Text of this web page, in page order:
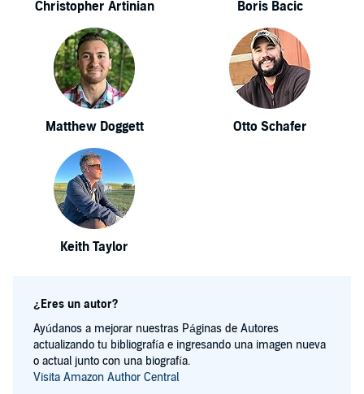
Christopher Artinian Boris Bacic
Matthew Doggett Otto Schafer
Keith Taylor
¿Eres un autor?
Ayúdanos a mejorar nuestras Páginas de Autores
actualizando tu bibliografía e ingresando una imagen nueva
o actual junto con una biografía.
Visita Amazon Author Central